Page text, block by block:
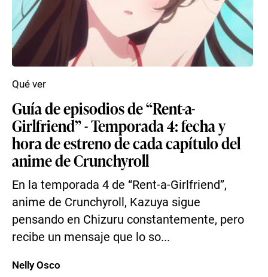
Guía de episodios de “Rent-a-
Girlfriend” - Temporada 4: fecha y
hora de estreno de cada capítulo del
anime de Crunchyroll
En la temporada 4 de “Rent-a-Girlfriend”,
anime de Crunchyroll, Kazuya sigue
pensando en Chizuru constantemente, pero
recibe un mensaje que lo so...
Qué ver
Nelly Osco